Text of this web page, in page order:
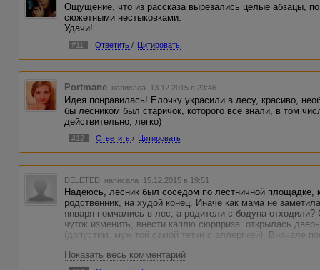
Ощущение, что из рассказа вырезались целые абзацы,
сюжетными нестыковками.
Удачи!
#11 Ответить / Цитировать
Portmane написала 13.12.2015 в 23:46
Идея понравилась! Елочку украсили в лесу, красиво,
бы лесником был старичок, которого все знали, в том
действительно, легко)
#12 Ответить / Цитировать
DELETED написала 15.12.2015 в 19:51
Надеюсь, лесник был соседом по лестничной площадке,
родственник, на худой конец. Иначе как мама не
января помчались в лес, а родители с бодуна
чуток изменить, внести каплю сюрприза: открылась
(допустим, муж той самой тетки с аллергией). Вначале
на ночь глядя додумываю.
Показать весь комментарий